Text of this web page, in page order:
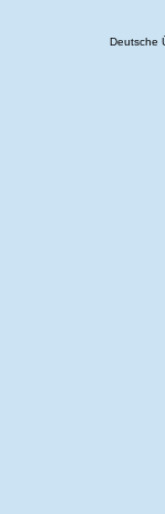
Deutsche